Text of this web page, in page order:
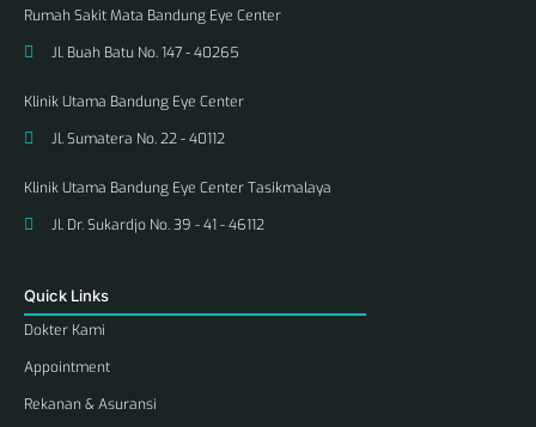
Rumah Sakit Mata Bandung Eye Center
Jl. Buah Batu No. 147 - 40265
Klinik Utama Bandung Eye Center
Jl. Sumatera No. 22 - 40112
Klinik Utama Bandung Eye Center Tasikmalaya
Jl. Dr. Sukardjo No. 39 - 41 - 46112
Quick Links
Dokter Kami
Appointment
Rekanan & Asuransi